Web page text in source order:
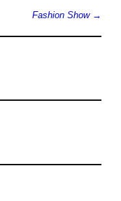
Fashion Show →